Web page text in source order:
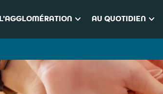
L’AGGLOMÉRATION keyboard_arrow_down AU QUOTIDIEN keyboard_arrow_down